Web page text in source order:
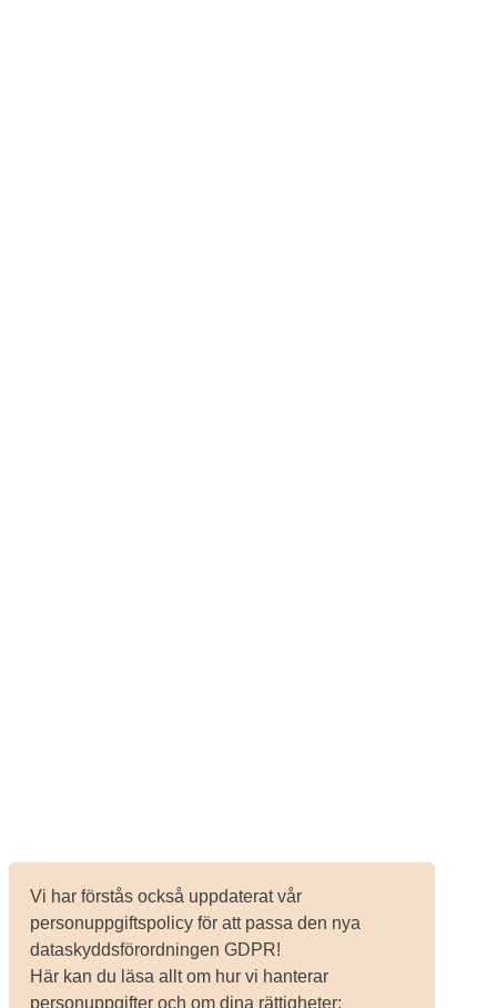
Vi har förstås också uppdaterat vår
personuppgiftspolicy för att passa den nya
dataskyddsförordningen GDPR!
Här kan du läsa allt om hur vi hanterar
personuppgifter och om dina rättigheter: